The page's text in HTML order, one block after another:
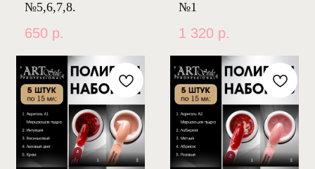
№5,6,7,8.
650 р.
№1
1 320 р.